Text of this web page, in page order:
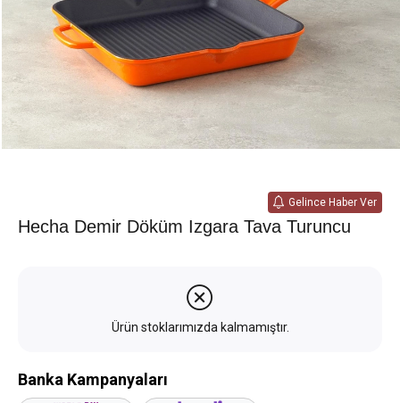
Gelince Haber Ver
Hecha Demir Döküm Izgara Tava Turuncu
Ürün stoklarımızda kalmamıştır.
Banka Kampanyaları